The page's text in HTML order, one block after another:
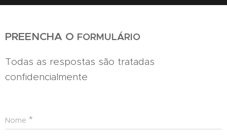
PREENCHA O FORMULÁRIO
Todas as respostas são tratadas
confidencialmente
Nome